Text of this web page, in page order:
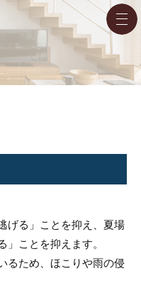
げる」ことを抑え、夏場
ことを抑えます。
るため、ほこりや雨の侵